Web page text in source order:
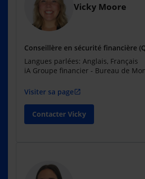
Vicky Moore
Conseillère en sécurité financière
Langues parlées: Anglais, Français
iA Groupe financier - Bureau de
Visiter sa page open_in_new
Contacter Vicky